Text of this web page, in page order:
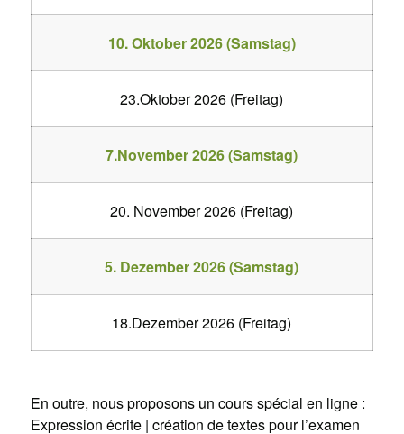
10. Oktober 2026 (Samstag)
23.Oktober 2026 (Freitag)
7.November 2026 (Samstag)
20. November 2026 (Freitag)
5. Dezember 2026 (Samstag)
18.Dezember 2026 (Freitag)
En outre, nous proposons un cours spécial en ligne :
Expression écrite | création de textes pour l’examen